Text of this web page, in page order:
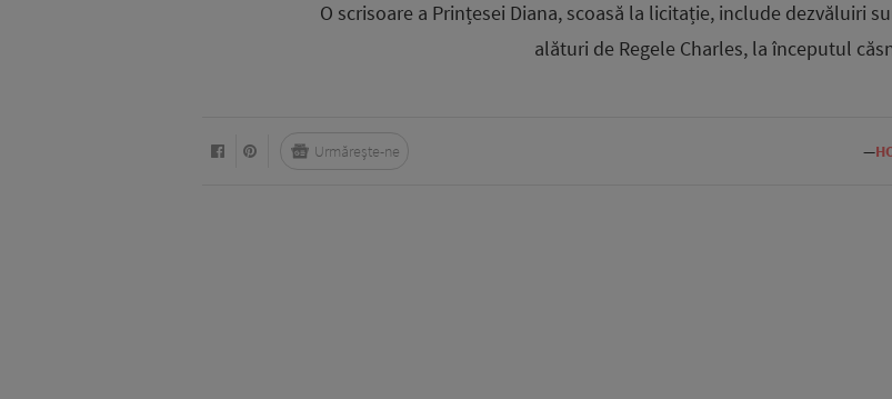
O scrisoare a Prințesei Diana, scoasă la licitație, include dezvăluiri
alături de Regele Charles, la începutul
—
Urmărește-ne